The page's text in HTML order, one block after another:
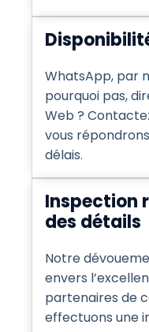
WhatsApp, par
pourquoi pas,
Web ?
vous
délais.
Inspection
des détails
Notre
envers
partenaires de
effectuons une